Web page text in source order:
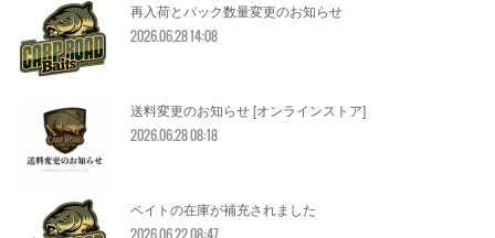
再入荷とパック数量変更のお知らせ
2026.06.28 14:08
送料変更のお知らせ [オンラインストア]
2026.06.28 08:18
ベイトの在庫が補充されました